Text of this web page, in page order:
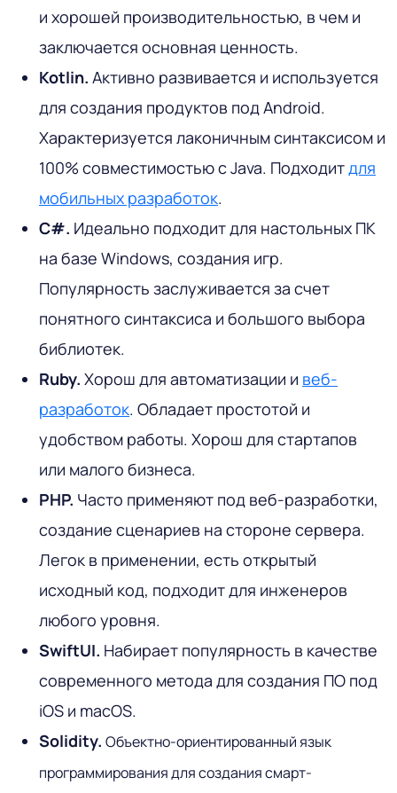
и хорошей производительностью, в чем и
заключается основная ценность.
Kotlin. Активно развивается и используется
для создания продуктов под Android.
Характеризуется лаконичным синтаксисом и
100% совместимостью с Java. Подходитдля
мобильных разработок.
C#. Идеально подходит для настольных ПК
на базе Windows, создания игр.
Популярность заслуживается за счет
понятного синтаксиса и большого выбора
библиотек.
Ruby. Хорош для автоматизации и веб-
разработок. Обладает простотой и
удобством работы. Хорош для стартапов
или малого бизнеса.
PHP. Часто применяют под веб-разработки,
создание сценариев на стороне сервера.
Легок в применении, есть открытый
исходный код, подходит для инженеров
любого уровня.
SwiftUI. Набирает популярность в качестве
современного метода для создания ПО под
iOS и macOS.
Solidity. Объектно-ориентированный язык
программирования для создания смарт-